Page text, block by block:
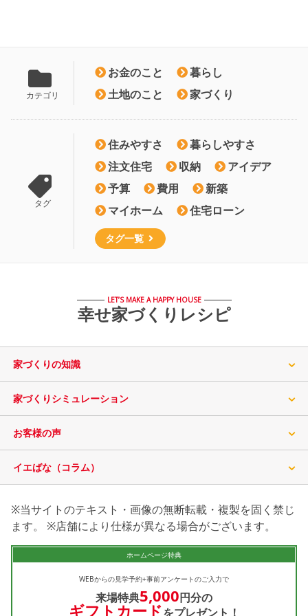
カテゴリ
お金のこと
暮らし
土地のこと
家づくり
タグ
住みやすさ
暮らしやすさ
注文住宅
収納
アイデア
予算
費用
新築
マイホーム
住宅ローン
タグ一覧
LET’S MAKE A HAPPY HOUSE
幸せ家づくりレシピ
家づくりの知識
家づくりシミュレーション
お客様の声
イエばな（コラム）
※当サイトのテキスト・画像の無断転載・複製を固く禁じ
ます。 ※店舗により仕様が異なる場合がございます。
ホームページ特典
WEBからの見学予約+事前アンケートのご入力で
来場特典5,000円分の
ギフトカードをプレゼント！